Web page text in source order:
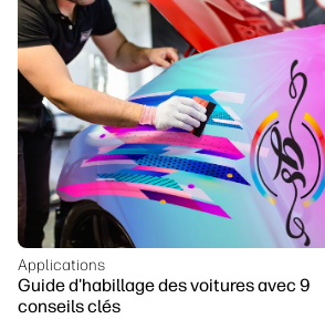
Applications
Guide d'habillage des voitures avec 9
conseils clés